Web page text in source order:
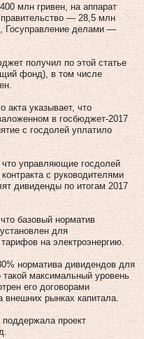
млн гривен, на аппарат
— 28,5 млн
Госуправление делами —
получил по этой статье
фонд), в том числе
акта указывает, что
в госбюджет-2017
с госдолей уплатило
что управляющие госдолей
с руководителями
дивиденды по итогам 2017
базовый норматив
для
на электроэнергию.
норматива дивидендов для
максимальный уровень
его договорами
рынках капитала.
проект